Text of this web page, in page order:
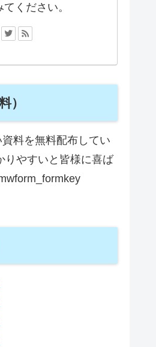
ください。
）
料を無料配布してい
りやすいと皆様に喜ば